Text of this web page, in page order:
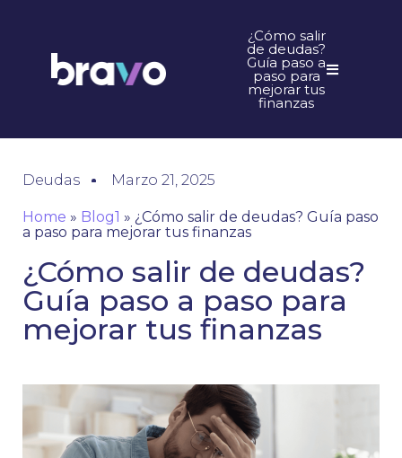
¿Cómo salir
de deudas?
Guía paso a
paso para
mejorar tus
finanzas
Deudas Marzo 21, 2025
Home » Blog1 » ¿Cómo salir de deudas? Guía paso
a paso para mejorar tus finanzas
¿Cómo salir de deudas?
Guía paso a paso para
mejorar tus finanzas